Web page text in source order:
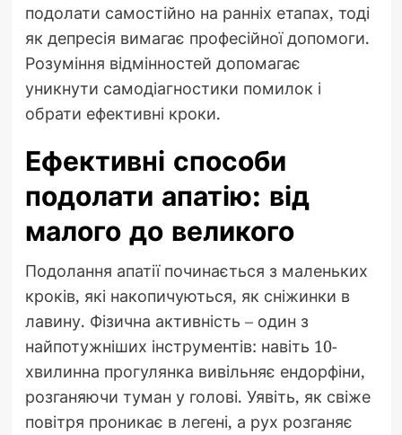
подолати самостійно на ранніх етапах, тоді
як депресія вимагає професійної допомоги.
Розуміння відмінностей допомагає
уникнути самодіагностики помилок і
обрати ефективні кроки.
Ефективні способи
подолати апатію: від
малого до великого
Подолання апатії починається з маленьких
кроків, які накопичуються, як сніжинки в
лавину. Фізична активність – один з
найпотужніших інструментів: навіть 10-
хвилинна прогулянка вивільняє ендорфіни,
розганяючи туман у голові. Уявіть, як свіже
повітря проникає в легені, а рух розганяє